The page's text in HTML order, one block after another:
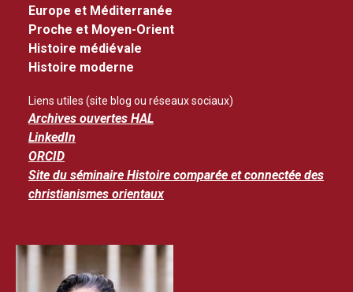
Europe et Méditerranée
Proche et Moyen-Orient
Histoire médiévale
Histoire moderne
Liens utiles (site blog ou réseaux sociaux)
Archives ouvertes HAL
LinkedIn
ORCID
Site du séminaire Histoire comparée et connectée des
christianismes orientaux